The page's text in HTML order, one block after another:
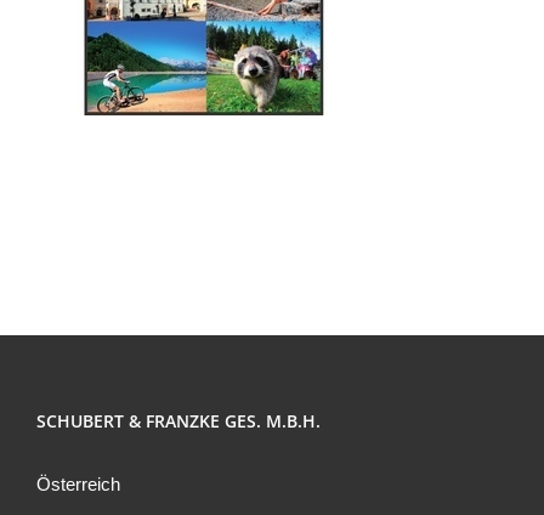
SCHUBERT & FRANZKE GES. M.B.H.
Österreich